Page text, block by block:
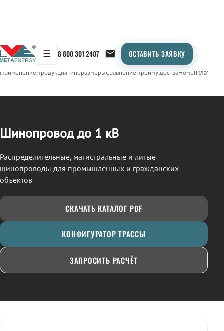
☰ 8 800 301 2407 ОСТАВИТЬ ЗАЯВКУ
← Продукция/ШИНОПРОВОД
ПрименениеПродукцияТипоразмерыСравнениеПреимуществаНоменклатура
Шинопровод до 1 кВ
Распределительные, магистральные и литые
шинопроводы для промышленных и гражданских
объектов
СКАЧАТЬ КАТАЛОГ PDF
КОНФИГУРАТОР ТРАССЫ
ЗАПРОСИТЬ РАСЧЁТ